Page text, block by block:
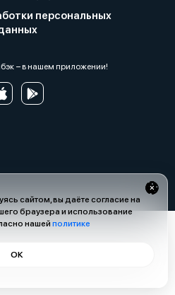
сайтом, вы даёте согласие на
браузера и использование
нашей политике
ОК
персональных
− в нашем приложении!